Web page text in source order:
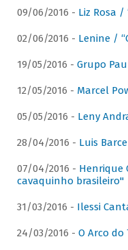
09/06/2016 - Liz Rosa /
02/06/2016 - Lenine /
19/05/2016 - Grupo
12/05/2016 - Marcel
05/05/2016 - Leny
28/04/2016 - Luis
07/04/2016 - Henrique
cavaquinho brasileiro"
31/03/2016 - Ilessi
24/03/2016 - O Arco do